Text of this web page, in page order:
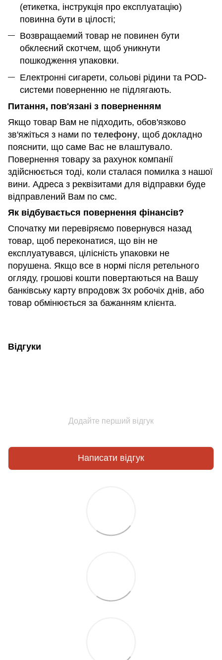
(етикетка, інструкція про експлуатацію)
повинна бути в цілості;
Возвращаемий товар не повинен бути
обклеєний скотчем, щоб уникнути
пошкодження упаковки.
Електронні сигарети, сольові рідини та POD-
системи поверненню не підлягають.
Питання, пов'язані з поверненням
Якщо товар Вам не підходить, обов'язково
зв'яжіться з нами по телефону, щоб докладно
пояснити, що саме Вас не влаштувало.
Повернення товару за рахунок компанії
здійснюється тоді, коли сталася помилка з нашої
вини. Адреса з реквізитами для відправки буде
відправлений Вам по смс.
Як відбувається повернення фінансів?
Спочатку ми перевіряємо повернувся назад
товар, щоб переконатися, що він не
експлуатувався, цілісність упаковки не
порушена. Якщо все в нормі після ретельного
огляду, грошові кошти повертаються на Вашу
банківську карту впродовж 3х робочіх днів, або
товар обмінюється за бажанням клієнта.
Відгуки
Додайте перший відгук
Написати відгук